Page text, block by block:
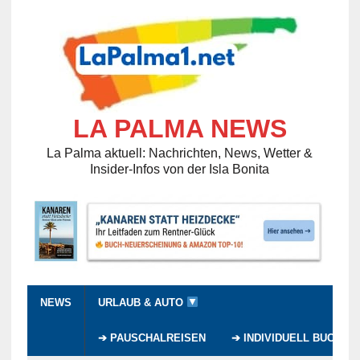
LA PALMA NEWS
La Palma aktuell: Nachrichten, News, Wetter &
Insider-Infos von der Isla Bonita
NEWS URLAUB & AUTO
➔ PAUSCHALREISEN ➔ INDIVIDUELL BUCHEN